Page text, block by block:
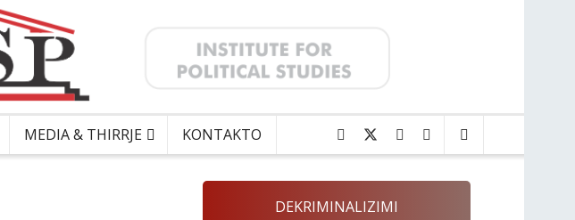
MEDIA & THIRRJE KONTAKTO
DEKRIMINALIZIMI